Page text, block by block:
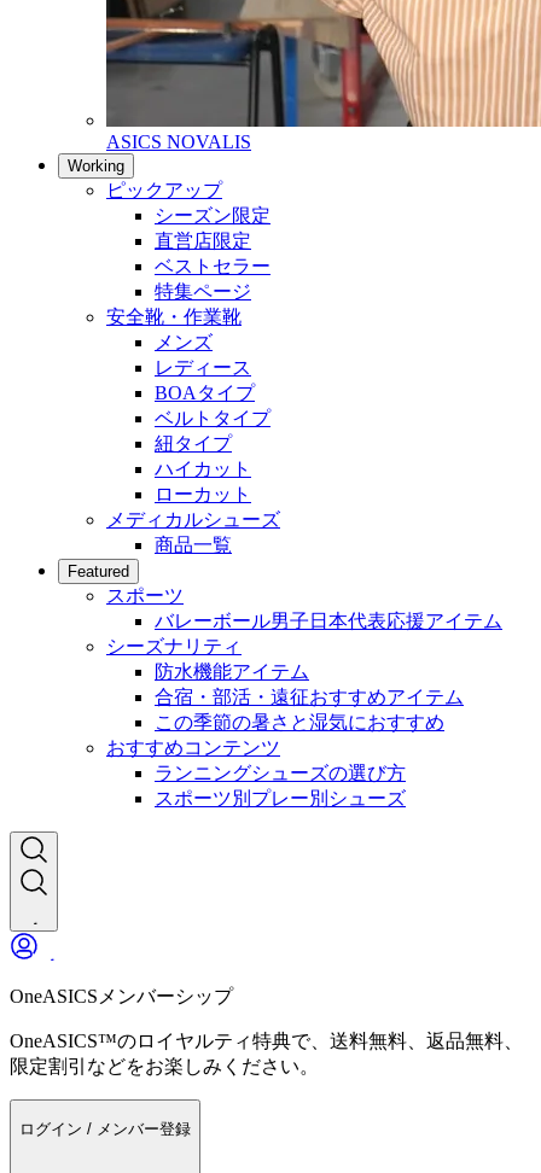
ASICS NOVALIS
Working
ピックアップ
シーズン限定
直営店限定
ベストセラー
特集ページ
安全靴・作業靴
メンズ
レディース
BOAタイプ
ベルトタイプ
紐タイプ
ハイカット
ローカット
メディカルシューズ
商品一覧
Featured
スポーツ
バレーボール男子日本代表応援アイテム
シーズナリティ
防水機能アイテム
合宿・部活・遠征おすすめアイテム
この季節の暑さと湿気におすすめ
おすすめコンテンツ
ランニングシューズの選び方
スポーツ別プレー別シューズ
OneASICSメンバーシップ
OneASICS™のロイヤルティ特典で、送料無料、返品無料、
限定割引などをお楽しみください。
ログイン / メンバー登録